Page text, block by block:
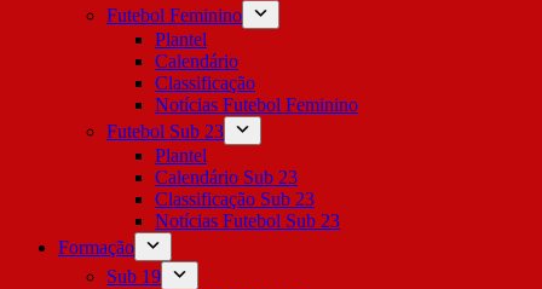
Futebol Feminino
Plantel
Calendário
Classificação
Notícias Futebol Feminino
Futebol Sub 23
Plantel
Calendário Sub 23
Classificação Sub 23
Notícias Futebol Sub 23
Formação
Sub 19